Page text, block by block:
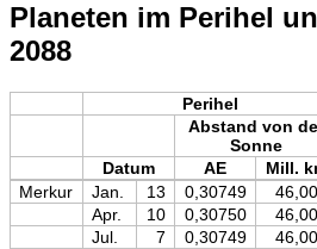
Planeten im Perihel
2088
Perihel
Abstand von
Sonne
Datum
AE Mill.
Merkur
Jan. 13 0,30749
Apr.
10 0,30750
Jul.
7 0,30749